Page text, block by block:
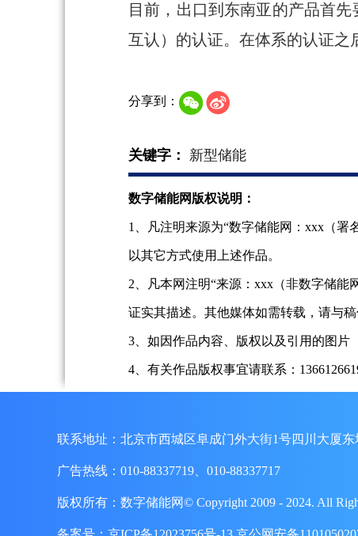
目前，出口到东南亚的产品首
互认）的认证。在体系的认证之
分享到：
关键字： 新型储能
数字储能网版权说明：
1、凡注明来源为“数字储能网：xxx（
以其它方式使用上述作品。
2、凡本网注明“来源：xxx（非数字储
证实其描述。其他媒体如需转载，请与
3、如因作品内容、版权以及引用的图片
4、有关作品版权事宜请联系：
联系地址：北京市西城区阜成门外大街1号四川大厦东
广告热线：010-88337719、010-88337717
版权所有：数字储能网© Copyright 2009 - 2024. All